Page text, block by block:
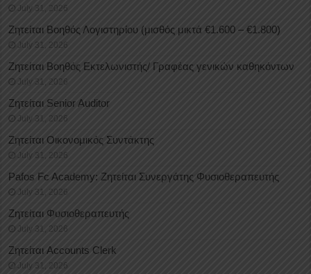
July 31, 2026
Ζητείται Βοηθός Λογιστηρίου (μισθός μικτά €1.600 – €1.800)
July 31, 2026
Ζητείται Βοηθός Εκτελωνιστής/ Γραφέας γενικών καθηκόντων
July 31, 2026
Ζητείται Senior Auditor
July 31, 2026
Ζητείται Οικονομικός Συντάκτης
July 31, 2026
Pafos Fc Academy: Ζητείται Συνεργάτης Φυσιοθεραπευτής
July 31, 2026
Ζητείται Φυσιοθεραπευτής
July 31, 2026
Ζητείται Accounts Clerk
July 31, 2026